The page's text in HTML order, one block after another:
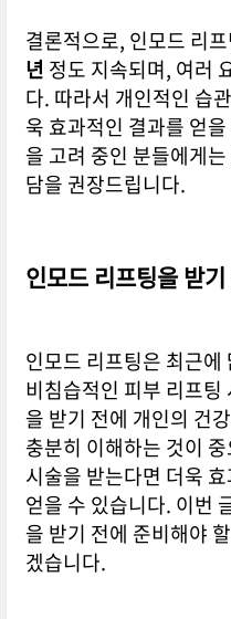
결론적으로, 인모드 리
년 정도 지속되며, 여러
다. 따라서 개인적인 습
욱 효과적인 결과를 얻
을 고려 중인 분들에게
담을 권장드립니다.
인모드 리프팅을 받
인모드 리프팅은 최근
비침습적인 피부 리프
을 받기 전에 개인의 건
충분히 이해하는 것이
시술을 받는다면 더욱
얻을 수 있습니다. 이번
을 받기 전에 준비해야
겠습니다.